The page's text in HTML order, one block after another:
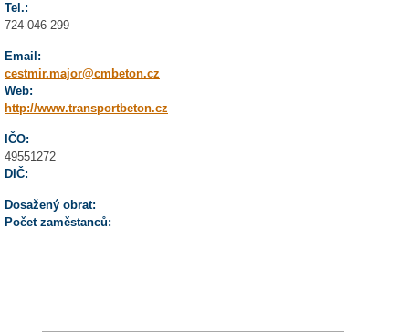
Tel.:
724 046 299
Email:
cestmir.major@cmbeton.cz
Web:
http://www.transportbeton.cz
IČO:
49551272
DIČ:
Dosažený obrat:
Počet zaměstanců: